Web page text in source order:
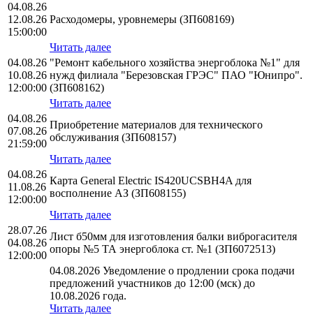
04.08.26
12.08.26
15:00:00
Расходомеры, уровнемеры (ЗП608169)
Читать далее
04.08.26
10.08.26
12:00:00
"Ремонт кабельного хозяйства энергоблока №1" для
нужд филиала "Березовская ГРЭС" ПАО "Юнипро".
(ЗП608162)
Читать далее
04.08.26
07.08.26
21:59:00
Приобретение материалов для технического
обслуживания (ЗП608157)
Читать далее
04.08.26
11.08.26
12:00:00
Карта General Electric IS420UCSBH4A для
восполнение АЗ (ЗП608155)
Читать далее
28.07.26
04.08.26
12:00:00
Лист б50мм для изготовления балки виброгасителя
опоры №5 ТА энергоблока ст. №1 (ЗП6072513)
04.08.2026 Уведомление о продлении срока подачи
предложений участников до 12:00 (мск) до
10.08.2026 года.
Читать далее